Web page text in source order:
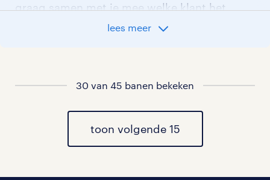
graag samen met je mee welke klant het
vacatures in Driewegen
vacatures in Ovezande
lees meer
30 van 45 banen bekeken
toon volgende 15